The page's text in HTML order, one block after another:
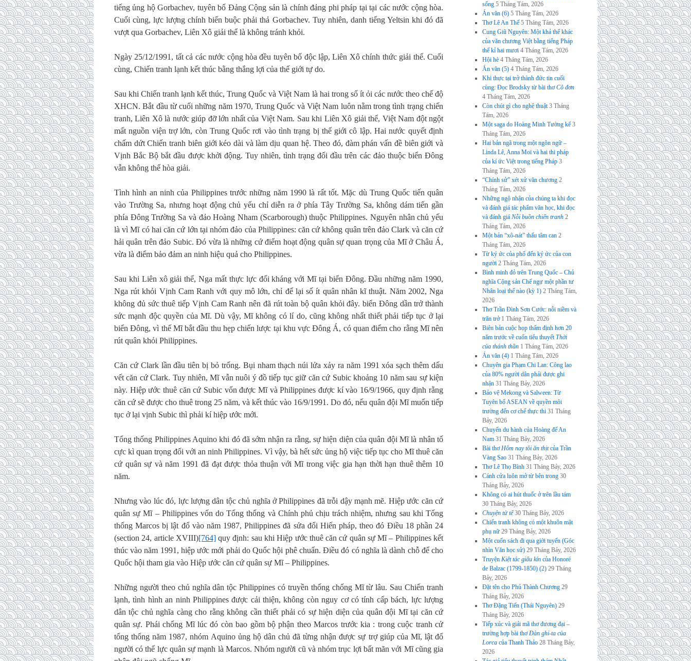
tiếng ủng hộ Gorbachev, tuyên bố Đảng Cộng sản là chính đảng phi pháp tại tại các nước cộng hòa.
Cuối cùng, lực lượng chính biến buộc phải thả Gorbachev. Tuy nhiên, danh tiếng Yeltsin khi đó đã
vượt qua Gorbachev, Liên Xô giải thể là không tránh khỏi.
Ngày 25/12/1991, tất cả các nước cộng hòa đều tuyên bố độc lập, Liên Xô chính thức giải thể. Cuối
cùng, Chiến tranh lạnh kết thúc bằng thắng lợi của thế giới tự do.
Sau khi Chiến tranh lạnh kết thúc, Trung Quốc và Việt Nam là hai trong số ít ỏi các nước theo chế độ
XHCN. Bắt đầu từ cuối những năm 1970, Trung Quốc và Việt Nam luôn nằm trong tình trạng chiến
tranh, Liên Xô là nước giúp đỡ lớn nhất của Việt Nam. Sau khi Liên Xô giải thể, Việt Nam đột ngột
mất nguồn viện trợ lớn, còn Trung Quốc rơi vào tình trạng bị thế giới cô lập. Hai nước quyết định
chấm dứt Chiến tranh biên giới kéo dài và làm dịu quan hệ. Theo đó, đàm phán vấn đề biên giới và
Vịnh Bắc Bộ bắt đầu được khởi động. Tuy nhiên, tình trạng đối đầu trên các đảo thuộc biển Đông
vẫn không thể hòa giải.
Tình hình an ninh của Philippines trước những năm 1990 là rất tốt. Mặc dù Trung Quốc tiến quân
vào Trường Sa, nhưng hoạt động chủ yếu chỉ diễn ra ở phía Tây Trường Sa, không dám tiến gần
phía Đông Trường Sa và đảo Hoàng Nham (Scarborough) thuộc Philippines. Nguyên nhân chủ yếu
là vì Mĩ có hai căn cứ lớn tại nhóm đảo của Philippines: căn cứ không quân trên đảo Clark và căn cứ
hải quân trên đảo Subic. Đó vừa là những cứ điểm hoạt động quân sự quan trọng của Mĩ ở Châu Á,
vừa là điểm bảo đảm an ninh hiệu quả cho Philippines.
Sau khi Liên xô giải thể, Nga mất thực lực đối kháng với Mĩ tại biển Đông. Đầu những năm 1990,
Nga rút khỏi Vịnh Cam Ranh với quy mô lớn, chỉ để lại số ít quân nhân kĩ thuật. Năm 2002, Nga
không đủ sức thuê tiếp Vịnh Cam Ranh nên đã rút toàn bộ quân khỏi đây. biển Đông dần trở thành
sức mạnh độc quyền của Mĩ. Dù vậy, Mĩ không có lí do, cũng không nhất thiết phải tiếp tục ở lại
biển Đông, vì thế Mĩ bắt đầu thu hẹp chiến lược tại khu vực Đông Á, có quan điểm cho rằng Mĩ nên
rút quân khỏi Philippines.
Căn cứ Clark lần đầu tiên bị bỏ trống. Bụi nham thạch núi lửa xảy ra năm 1991 xóa sạch thêm dấu
vết căn cứ Clark. Tuy nhiên, Mĩ vẫn nuôi ý đồ tiếp tục giữ căn cứ Subic khoảng 10 năm sau sự kiện
này. Hiệp ước thuê căn cứ Subic vốn được Mĩ và Philippines được kí vào 16/9/1966, quy định rằng
căn cứ sẽ được cho thuê trong 25 năm, và kết thúc vào 16/9/1991. Do đó, nếu quân đội Mĩ muốn tiếp
tục ở lại vịnh Subic thì phải kí hiệp ước mới.
Tổng thống Philippines Aquino khi đó đã sớm nhận ra rằng, sự hiện diện của quân đội Mĩ là nhân tố
cực kì quan trọng đối với an ninh Philippines. Vì vậy, bà hết sức ủng hộ việc tiếp tục cho Mĩ thuê căn
cứ quân sự và năm 1991 đã đạt được thỏa thuận với Mĩ trong việc gia hạn thời hạn thuê thêm 10
năm.
Nhưng vào lúc đó, lực lượng dân tộc chủ nghĩa ở Philippines đã trỗi dậy mạnh mẽ. Hiệp ước căn cứ
quân sự Mĩ – Philippines vốn do Tổng thống và Chính phủ chịu trách nhiệm, nhưng sau khi Tổng
thống Marcos bị lật đổ vào năm 1987, Philippines đã sửa đổi Hiến pháp, theo đó Điều 18 phần 24
(section 24, article XVIII)[764]quy định: sau khi Hiệp ước thuê căn cứ quân sự Mĩ – Philippines kết
thúc vào năm 1991, hiệp ước mới phải do Quốc hội phê chuẩn. Điều đó có nghĩa là dành chỗ để cho
Quốc hội tham gia vào Hiệp ước căn cứ quân sự Mĩ – Philippines.
Những người theo chủ nghĩa dân tộc Philippines có truyền thống chống Mĩ từ lâu. Sau Chiến tranh
lạnh, tình hình an ninh Philippines được cải thiện, không còn nguy cơ có tính cấp bách, lực lượng
dân tộc chủ nghĩa càng cho rằng không cần thiết phải có sự hiện diện của quân đội Mĩ tại căn cứ
quân sự. Phái chống Mĩ lúc đó còn bao gồm bộ phận theo Marcos trước kia : trong cuộc tranh cử
tổng thống năm 1987, nhóm Aquino ủng hộ dân chủ đã từng nhận được sự trợ giúp của Mĩ, lật đổ
người có thế lực quân sự mạnh là Marcos. Nhóm người cũ và nhóm trục lợi bất mãn với Mĩ cũng gia
sống 5 Tháng Tám, 2026
Án văn (6) 5 Tháng Tám, 2026
Thơ Lê An Thế 5 Tháng Tám, 2026
Cung Giũ Nguyên: Một khả thể khác
của văn chương Việt bằng tiếng Pháp
thế kỉ hai mươi 4 Tháng Tám, 2026
Hội hè 4 Tháng Tám, 2026
Án văn (5) 4 Tháng Tám, 2026
Khi thực tại trở thành đức tin cuối
cùng: Đọc Brodsky từ bài thơCô đơn
4 Tháng Tám, 2026
Còn chút gì cho nghệ thuật 3 Tháng
Tám, 2026
Một saga do Hoàng Minh Tường kể 3
Tháng Tám, 2026
Hai bản ngã trong một ngôn ngữ –
Linda Lê, Anna Moï và hai thi pháp
của kí ức Việt trong tiếng Pháp 3
Tháng Tám, 2026
“Chính sử” xét xử văn chương 2
Tháng Tám, 2026
Những ngộ nhận của chúng ta khi đọc
và đánh giá tác phẩm văn học, khi đọc
và đánh giá Nỗi buồn chiến tranh 2
Tháng Tám, 2026
Một bản “xô-nát” thấu tâm can 2
Tháng Tám, 2026
Từ ký ức của phố đến ký ức của con
người 2 Tháng Tám, 2026
Bình minh đỏ trên Trung Quốc – Chủ
nghĩa Cộng sản Chế ngự một phần tư
Nhân loại thế nào (kỳ 1) 2 Tháng Tám,
2026
Thơ Trần Đình Sơn Cước: nỗi niềm và
trăn trở 1 Tháng Tám, 2026
Biên bản cuộc họp thẩm định hơn 20
năm trước về cuốn tiểu thuyếtThời
của thánh thần 1 Tháng Tám, 2026
Án văn (4) 1 Tháng Tám, 2026
Chuyên gia Phạm Chi Lan: Công lao
của 80% người dân phải được ghi
nhận 31 Tháng Bảy, 2026
Bảo vệ Mekong và Salween: Từ
Tuyên bố ASEAN về quyền môi
trường đến cơ chế thực thi 31 Tháng
Bảy, 2026
Chuyến du hành của Hoàng đế An
Nam 31 Tháng Bảy, 2026
Bài thơHôm nay tôi ăn thịtcủa Trần
Vàng Sao 31 Tháng Bảy, 2026
Thơ Lê Thọ Bình 31 Tháng Bảy, 2026
Cánh cửa luôn mở từ bên trong 30
Tháng Bảy, 2026
Không có ai hút thuốc ở trên lầu tám
30 Tháng Bảy, 2026
Chuyện tử tế 30 Tháng Bảy, 2026
Chiến tranh không có một khuôn mặt
phụ nữ 29 Tháng Bảy, 2026
Một cuốn sách đi qua giới tuyến (Góc
nhìn Văn học sử) 29 Tháng Bảy, 2026
Truyện Kiệt tác giấu kíncủa Honoré
de Balzac (1799-1850) (2) 29 Tháng
Bảy, 2026
Đặt tên cho Phủ Thành Chương 29
Tháng Bảy, 2026
Thơ Đặng Tiến (Thái Nguyên) 29
Tháng Bảy, 2026
Tiếp xúc và giải mã thơ đương đại –
trường hợp bài thơĐàn ghi-ta của
Lorcacủa Thanh Thảo 28 Tháng Bảy,
2026